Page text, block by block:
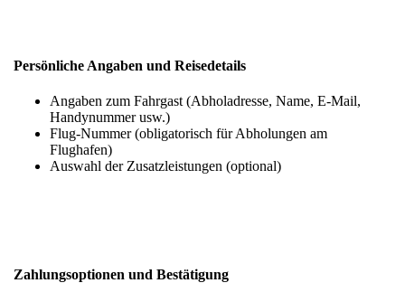
Persönliche Angaben und Reisedetails
Angaben zum Fahrgast (Abholadresse, Name, E-Mail,
Handynummer usw.)
Flug-Nummer (obligatorisch für Abholungen am
Flughafen)
Auswahl der Zusatzleistungen (optional)
Zahlungsoptionen und Bestätigung